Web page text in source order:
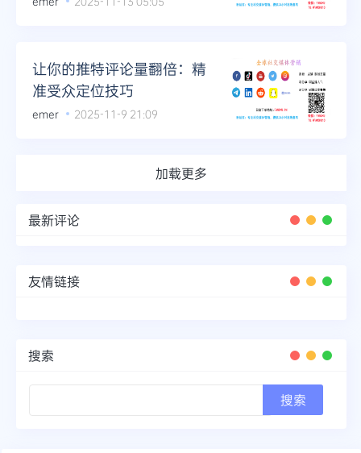
让你的推特评论量翻倍：精
准受众定位技巧
emer 2025-11-9 21:09
加载更多
最新评论
友情链接
搜索